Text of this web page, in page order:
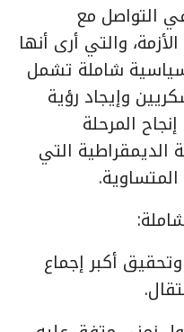
التواصل مع
والتي أرى أنها
شاملة تشمل
وإيجاد رؤية
المرحلة
الديمقراطية التي
أكبر إجماع